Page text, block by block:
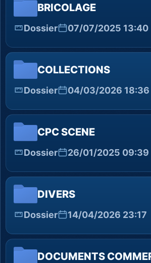
BRICOLAGE
Dossier 07/07/2025 13:40
COLLECTIONS
Dossier 04/03/2026 18:36
CPC SCENE
Dossier 26/01/2025 09:39
DIVERS
Dossier 14/04/2026 23:17
DOCUMENTS